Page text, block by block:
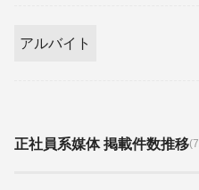
アルバイト
正社員系媒体 掲載件数推移